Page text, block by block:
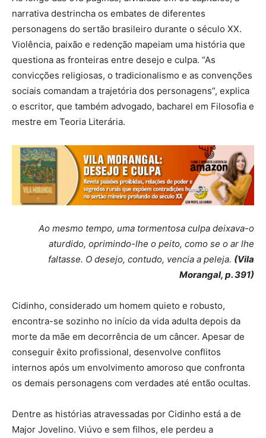
narrativa destrincha os embates de diferentes
personagens do sertão brasileiro durante o século XX.
Violência, paixão e redenção mapeiam uma história que
questiona as fronteiras entre desejo e culpa. “As
convicções religiosas, o tradicionalismo e as convenções
sociais comandam a trajetória dos personagens”, explica
o escritor, que também advogado, bacharel em Filosofia e
mestre em Teoria Literária.
Ao mesmo tempo, uma tormentosa culpa deixava-o
aturdido, oprimindo-lhe o peito, como se o ar lhe
faltasse. O desejo, contudo, vencia a peleja. (Vila
Morangal, p. 391)
Cidinho, considerado um homem quieto e robusto,
encontra-se sozinho no início da vida adulta depois da
morte da mãe em decorrência de um câncer. Apesar de
conseguir êxito profissional, desenvolve conflitos
internos após um envolvimento amoroso que confronta
os demais personagens com verdades até então ocultas.
Dentre as histórias atravessadas por Cidinho está a de
Major Jovelino. Viúvo e sem filhos, ele perdeu a